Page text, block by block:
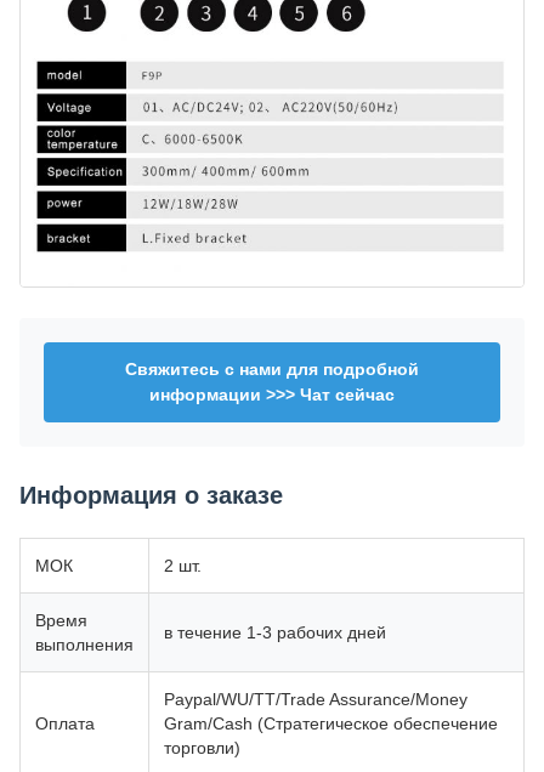
Свяжитесь с нами для подробной
информации >>> Чат сейчас
Информация о заказе
МОК 2 шт.
Время
выполнения
в течение 1-3 рабочих дней
Оплата
Paypal/WU/TT/Trade Assurance/Money
Gram/Cash (Стратегическое обеспечение
торговли)